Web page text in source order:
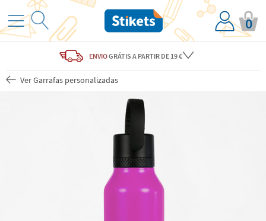
0
ENVIOGRÁTIS A PARTIR DE 19 €
Ver Garrafas personalizadas